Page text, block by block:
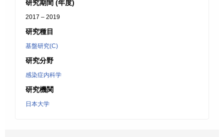
研究期間 (年度)
2017 – 2019
研究種目
基盤研究(C)
研究分野
感染症内科学
研究機関
日本大学